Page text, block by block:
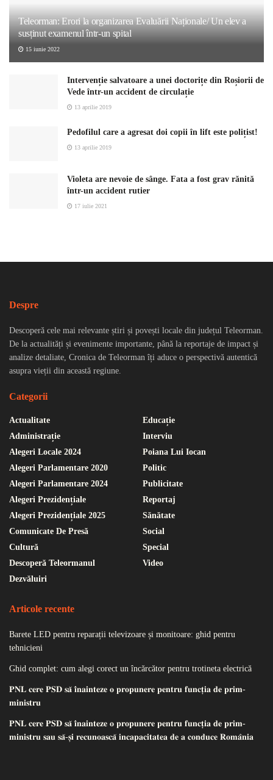
Teleorman: Erori la organizarea Evaluării Naționale/ Un elev a
susținut examenul într-un spital
15 iunie 2022
Intervenție salvatoare a unei doctorițe din Roșiorii de
Vede într-un accident de circulație
13 aprilie 2019
Pedofilul care a agresat doi copii în lift este polițist!
13 aprilie 2019
Violeta are nevoie de sânge. Fata a fost grav rănită
într-un accident rutier
17 iulie 2021
Despre
Descoperă cele mai relevante știri și povești locale din județul Teleorman.
De la actualități și evenimente importante, până la reportaje de impact și
analize detaliate, Cronica de Teleorman îți aduce o perspectivă autentică
asupra vieții din această regiune.
Categorii
Actualitate
Administrație
Alegeri Locale 2024
Alegeri Parlamentare 2020
Alegeri Parlamentare 2024
Alegeri Prezidențiale
Alegeri Prezidențiale 2025
Comunicate De Presă
Cultură
Descoperă Teleormanul
Dezvăluiri
Educație
Interviu
Poiana Lui Iocan
Politic
Publicitate
Reportaj
Sănătate
Social
Special
Video
Articole recente
Barete LED pentru reparații televizoare și monitoare: ghid pentru
tehnicieni
Ghid complet: cum alegi corect un încărcător pentru trotineta electrică
𝐏𝐍𝐋 𝐜𝐞𝐫𝐞 𝐏𝐒𝐃 𝐬𝐚̆ 𝐢̂𝐧𝐚𝐢𝐧𝐭𝐞𝐳𝐞 𝐨 𝐩𝐫𝐨𝐩𝐮𝐧𝐞𝐫𝐞 𝐩𝐞𝐧𝐭𝐫𝐮 𝐟𝐮𝐧𝐜𝐭̦𝐢𝐚 𝐝𝐞 𝐩𝐫𝐢𝐦-
𝐦𝐢𝐧𝐢𝐬𝐭𝐫𝐮
𝐏𝐍𝐋 𝐜𝐞𝐫𝐞 𝐏𝐒𝐃 𝐬𝐚̆ 𝐢̂𝐧𝐚𝐢𝐧𝐭𝐞𝐳𝐞 𝐨 𝐩𝐫𝐨𝐩𝐮𝐧𝐞𝐫𝐞 𝐩𝐞𝐧𝐭𝐫𝐮 𝐟𝐮𝐧𝐜𝐭̦𝐢𝐚 𝐝𝐞 𝐩𝐫𝐢𝐦-
𝐦𝐢𝐧𝐢𝐬𝐭𝐫𝐮 𝐬𝐚𝐮 𝐬𝐚̆-𝐬̦𝐢 𝐫𝐞𝐜𝐮𝐧𝐨𝐚𝐬𝐜𝐚̆ 𝐢𝐧𝐜𝐚𝐩𝐚𝐜𝐢𝐭𝐚𝐭𝐞𝐚 𝐝𝐞 𝐚 𝐜𝐨𝐧𝐝𝐮𝐜𝐞 𝐑𝐨𝐦𝐚̂𝐧𝐢𝐚